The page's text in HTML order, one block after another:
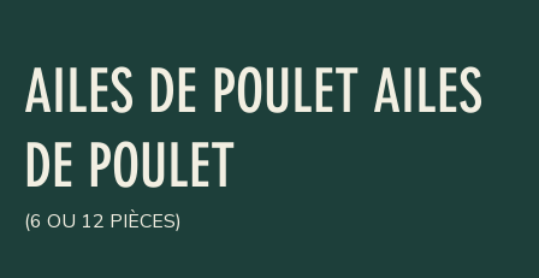
AILES DE POULET AILES
DE POULET
(6 OU 12 PIÈCES)